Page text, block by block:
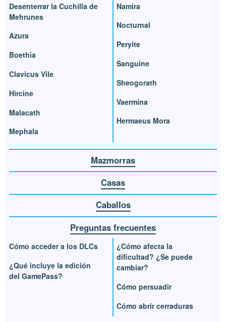
Desenterrar la Cuchilla de
Mehrunes
Azura
Boethia
Clavicus Vile
Hircine
Malacath
Mephala
Namira
Nocturnal
Peryite
Sanguine
Sheogorath
Vaermina
Hermaeus Mora
Mazmorras
Casas
Caballos
Preguntas frecuentes
Cómo acceder a los DLCs
¿Qué incluye la edición
del GamePass?
¿Cómo afecta la
dificultad? ¿Se puede
cambiar?
Cómo persuadir
Cómo abrir cerraduras